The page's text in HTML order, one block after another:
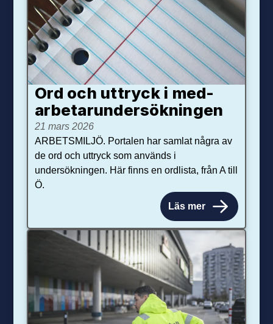
Ord och uttryck i med­­
arbetar­­under­sökningen
21 mars 2026
ARBETSMILJÖ. Portalen har samlat några av
de ord och uttryck som används i
undersökningen. Här finns en ordlista, från A till
Ö.
Läs mer